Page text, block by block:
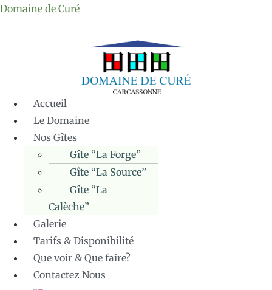
Domaine de Curé
Accueil
Le Domaine
Nos Gîtes
Gîte “La Forge”
Gîte “La Source”
Gîte “La
Calèche”
Galerie
Tarifs & Disponibilité
Que voir & Que faire?
Contactez Nous